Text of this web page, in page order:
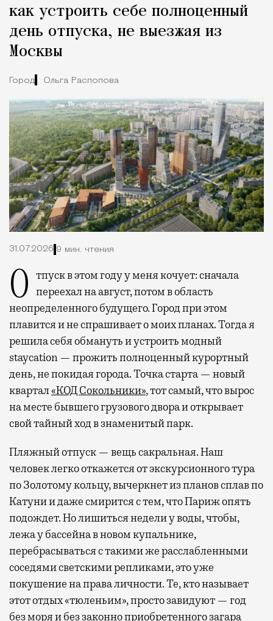
как устроить себе полноценный
день отпуска, не выезжая из
Москвы
Город Ольга Распопова
31.07.2026 9 мин. чтения
Отпуск в этом году у меня кочует: сначала переехал на август, потом в область
неопределенного будущего. Город при этом
плавится и не спрашивает о моих планах. Тогда я
решила себя обмануть и устроить модный
staycation — прожить полноценный курортный
день, не покидая города. Точка старта — новый
квартал«КОД Сокольники», тот самый, что вырос
на месте бывшего грузового двора и открывает
свой тайный ход в знаменитый парк.
Пляжный отпуск — вещь сакральная. Наш
человек легко откажется от экскурсионного тура
по Золотому кольцу, вычеркнет из планов сплав по
Катуни и даже смирится с тем, что Париж опять
подождет. Но лишиться недели у воды, чтобы,
лежа у бассейна в новом купальнике,
перебрасываться с такими же расслабленными
соседями светскими репликами, это уже
покушение на права личности. Те, кто называет
этот отдых «тюленьим», просто завидуют — год
без моря и без законно приобретенного загара